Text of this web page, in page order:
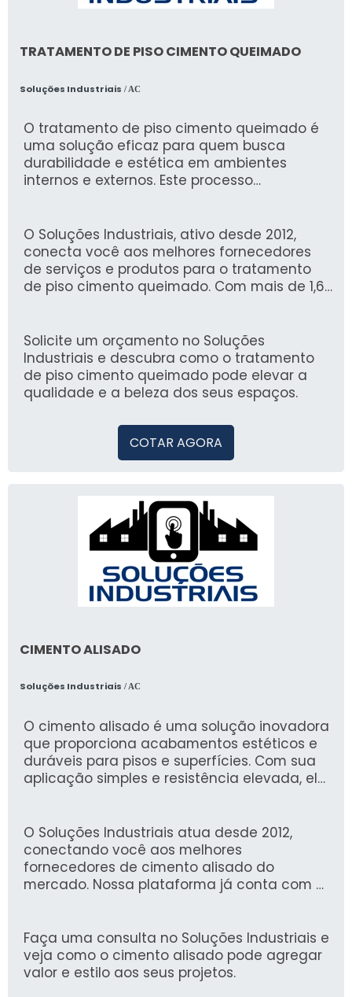
TRATAMENTO DE PISO CIMENTO QUEIMADO
Soluções Industriais / AC
O tratamento de piso cimento queimado é
uma solução eficaz para quem busca
durabilidade e estética em ambientes
internos e externos. Este processo
tornando o piso mais fácil de limpar, ideal
para áreas de alto tráfego.
O Soluções Industriais, ativo desde 2012,
conecta você aos melhores fornecedores
de serviços e produtos para o tratamento
de piso cimento queimado. Com mais de 1,6
experiência segura e ágil na busca por
soluções industriais que atendem suas
necessidades.
Solicite um orçamento no Soluções
Industriais e descubra como o tratamento
de piso cimento queimado pode elevar a
qualidade e a beleza dos seus espaços.
COTAR AGORA
CIMENTO ALISADO
Soluções Industriais / AC
O cimento alisado é uma solução inovadora
que proporciona acabamentos estéticos e
duráveis para pisos e superfícies. Com sua
aplicação simples e resistência elevada, ele
execução e os custos.
O Soluções Industriais atua desde 2012,
conectando você aos melhores
fornecedores de cimento alisado do
mercado. Nossa plataforma já conta com a
eficiente e segura na busca por soluções
industriais.
Faça uma consulta no Soluções Industriais e
veja como o cimento alisado pode agregar
valor e estilo aos seus projetos.